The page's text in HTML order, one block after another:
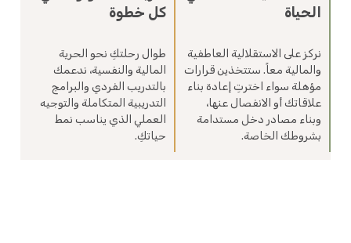
كل خطوة
طوال رحلتكِ نحو الحرية
المالية والنفسية، ندعمك
بالتدريب الفردي والبرامج
التدريبية المتكاملة والتوجيه
العملي الذي يناسب نمط
حياتكِ.
الحياة
نركز على الاستقلالية العاطفية
والمالية معاً. ستتخذين قرارات
مؤهلة سواء اخترتِ إعادة بناء
علاقاتك أو الانفصال عنها،
وبناء مصادر دخل مستدامة
بشروطك الخاصة.